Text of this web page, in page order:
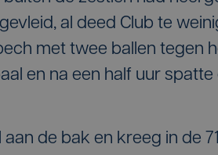
al deed Club te
met twee ballen tegen
en na een half uur
de bak en kreeg in de